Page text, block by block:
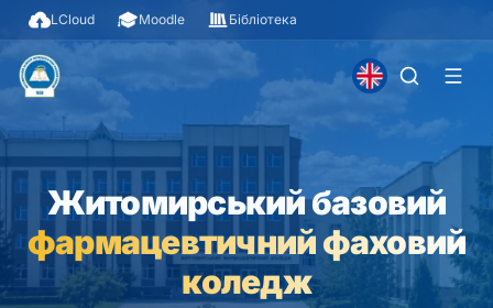
LCloud Moodle Бібліотека
Житомирський базовий
фармацевтичний фаховий
коледж